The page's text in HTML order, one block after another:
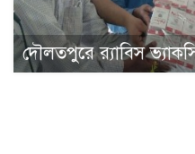
দৌলতপুরে র‍্যাবিস